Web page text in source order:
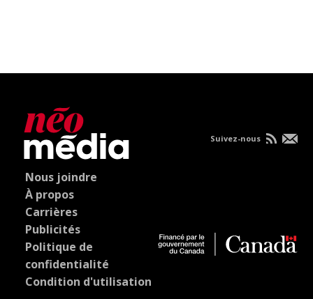
Nous joindre
À propos
Carrières
Publicités
Politique de
confidentialité
Condition d'utilisation
Suivez-nous